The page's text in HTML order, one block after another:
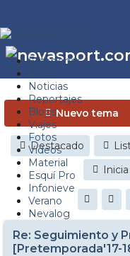
Estaciones
Noticias
Reportajes
Blogs
Viajes
Fotos
Videos
Material
Esquí Pro
Infonieve
Verano
Nevalog
Nuevo tema
Destacado
Re: Seguimiento y
[Pretemporada'17-